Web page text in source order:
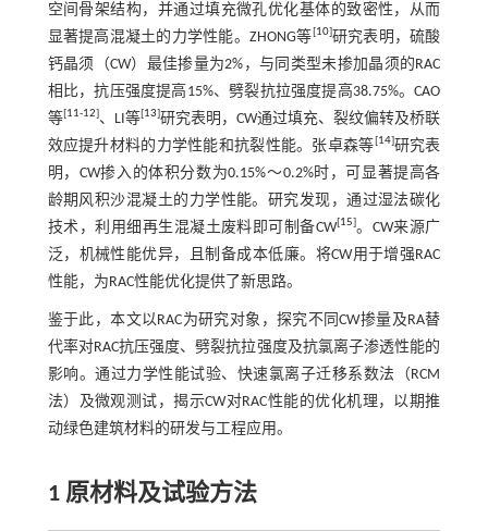
空间骨架结构，并通过填充微孔优化基体的致密性，从而
显著提高混凝土的力学性能。ZHONG等[10]研究表明，硫酸
钙晶须（CW）最佳掺量为2%，与同类型未掺加晶须的RAC
相比，抗压强度提高15%、劈裂抗拉强度提高38.75%。CAO
等[11-12]、LI等[13]研究表明，CW通过填充、裂纹偏转及桥联
效应提升材料的力学性能和抗裂性能。张卓森等[14]研究表
明，CW掺入的体积分数为0.15%～0.2%时，可显著提高各
龄期风积沙混凝土的力学性能。研究发现，通过湿法碳化
技术，利用细再生混凝土废料即可制备CW[15]。CW来源广
泛，机械性能优异，且制备成本低廉。将CW用于增强RAC
性能，为RAC性能优化提供了新思路。
鉴于此，本文以RAC为研究对象，探究不同CW掺量及RA替
代率对RAC抗压强度、劈裂抗拉强度及抗氯离子渗透性能的
影响。通过力学性能试验、快速氯离子迁移系数法（RCM
法）及微观测试，揭示CW对RAC性能的优化机理，以期推
动绿色建筑材料的研发与工程应用。
1 原材料及试验方法